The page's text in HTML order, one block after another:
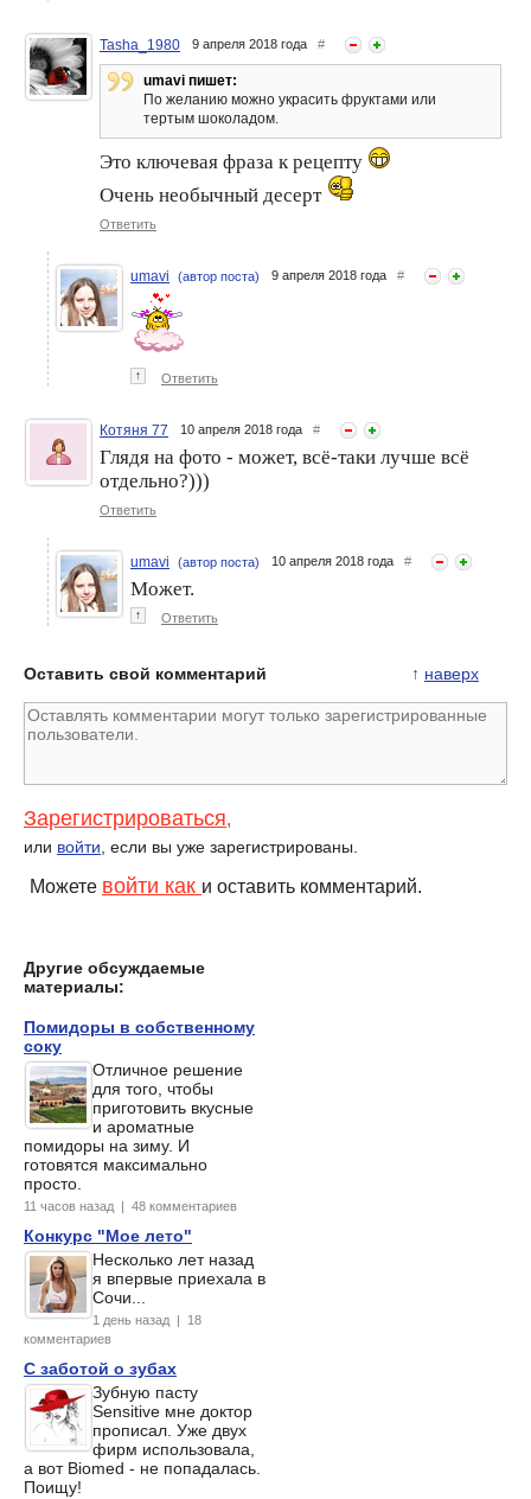
Tasha_1980 9 апреля 2018 года #
umavi пишет:
По желанию можно украсить фруктами или
тертым шоколадом.
Это ключевая фраза к рецепту
Очень необычный десерт
Ответить
umavi (автор поста) 9 апреля 2018 года #
↑ Ответить
Котяня 77 10 апреля 2018 года #
Глядя на фото - может, всё-таки лучше всё
отдельно?)))
Ответить
umavi (автор поста) 10 апреля 2018 года #
Может.
↑ Ответить
↑ наверх
Оставить свой комментарий
Зарегистрироваться,
или войти , если вы уже зарегистрированы.
Можете войти как и оставить комментарий.
Другие обсуждаемые
материалы:
Помидоры в собственному
соку
Отличное решение
для того, чтобы
приготовить вкусные
и ароматные
помидоры на зиму. И
готовятся максимально
просто.
11 часов назад | 48 комментариев
Конкурс "Мое лето"
Несколько лет назад
я впервые приехала в
Сочи...
1 день назад | 18
комментариев
С заботой о зубах
Зубную пасту
Sensitive мне доктор
прописал. Уже двух
фирм использовала,
а вот Biomed - не попадалась.
Поищу!